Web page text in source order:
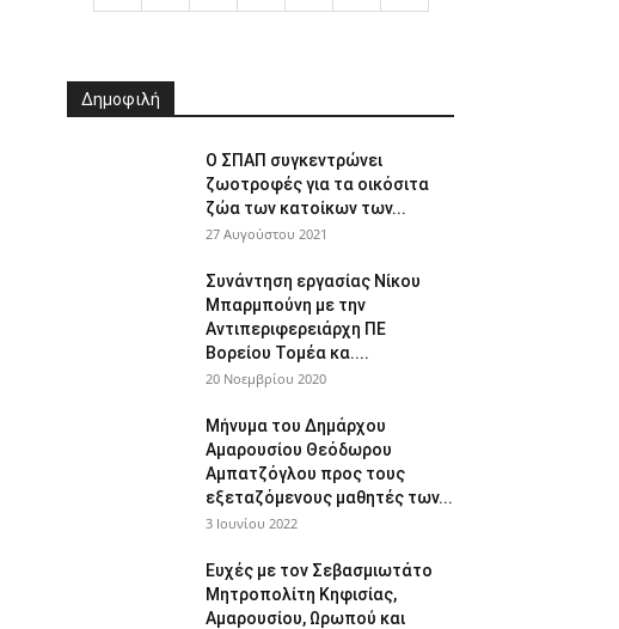
Δημοφιλή
Ο ΣΠΑΠ συγκεντρώνει
ζωοτροφές για τα οικόσιτα
ζώα των κατοίκων των...
27 Αυγούστου 2021
Συνάντηση εργασίας Νίκου
Μπαρμπούνη με την
Αντιπεριφερειάρχη ΠΕ
Βορείου Τομέα κα....
20 Νοεμβρίου 2020
Μήνυμα του Δημάρχου
Αμαρουσίου Θεόδωρου
Αμπατζόγλου προς τους
εξεταζόμενους μαθητές των...
3 Ιουνίου 2022
Ευχές με τον Σεβασμιωτάτο
Μητροπολίτη Κηφισίας,
Αμαρουσίου, Ωρωπού και